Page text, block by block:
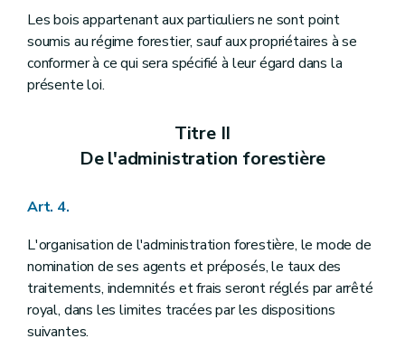
Art. 75
Art. 76
Art. 77
Art. 78
Titre VIII
Art. 82
Art. 83
Section 1
Art. 86
Art. 87
Section 2 Dispositions relatives aux droits d'usage en bois seulement
Art. 88
Art. 89
Art. 90
Les bois appartenant aux particuliers ne sont point
soumis au régime forestier, sauf aux propriétaires à se
conformer à ce qui sera spécifié à leur égard dans la
présente loi.
Titre II
De l'administration forestière
Art. 4.
L'organisation de l'administration forestière, le mode de
nomination de ses agents et préposés, le taux des
traitements, indemnités et frais seront réglés par arrêté
royal, dans les limites tracées par les dispositions
suivantes.